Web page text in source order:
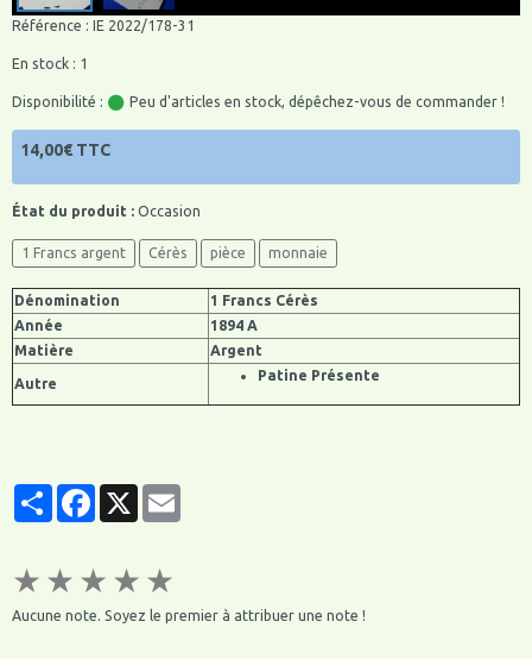
Référence : IE 2022/178-31
En stock : 1
Disponibilité : Peu d'articles en stock, dépêchez-vous de commander !
14,00€ TTC
État du produit : Occasion
1 Francs argent Cérès pièce monnaie
Dénomination
1 Francs Cérès
Année
1894 A
Matière
Argent
Autre
Patine Présente
PartagerFacebook
★ ★ ★ ★ ★
Aucune note. Soyez le premier à attribuer une note !